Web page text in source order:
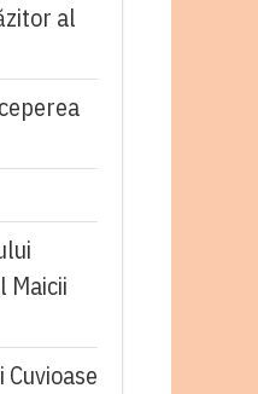
al
Maicii